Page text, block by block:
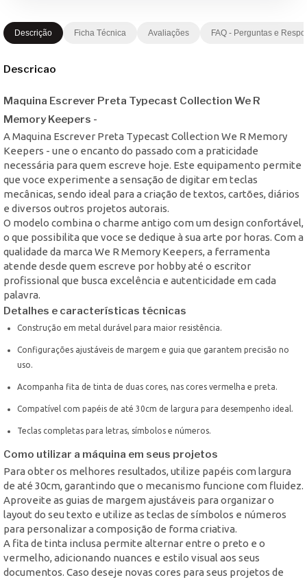
Descrição Ficha Técnica Avaliações FAQ - Perguntas e
Descricao
Maquina Escrever Preta Typecast Collection We R
Memory Keepers -
A Maquina Escrever Preta Typecast Collection We R Memory
Keepers - une o encanto do passado com a praticidade
necessária para quem escreve hoje. Este equipamento permite
que voce experimente a sensação de digitar em teclas
mecânicas, sendo ideal para a criação de textos, cartões, diários
e diversos outros projetos autorais.
O modelo combina o charme antigo com um design confortável,
o que possibilita que voce se dedique à sua arte por horas. Com a
qualidade da marca We R Memory Keepers, a ferramenta
atende desde quem escreve por hobby até o escritor
profissional que busca excelência e autenticidade em cada
palavra.
Detalhes e características técnicas
Construção em metal durável para maior resistência.
Configurações ajustáveis de margem e guia que garantem precisão no
uso.
Acompanha fita de tinta de duas cores, nas cores vermelha e preta.
Compatível com papéis de até 30cm de largura para desempenho ideal.
Teclas completas para letras, símbolos e números.
Como utilizar a máquina em seus projetos
Para obter os melhores resultados, utilize papéis com largura
de até 30cm, garantindo que o mecanismo funcione com fluidez.
Aproveite as guias de margem ajustáveis para organizar o
layout do seu texto e utilize as teclas de símbolos e números
para personalizar a composição de forma criativa.
A fita de tinta inclusa permite alternar entre o preto e o
vermelho, adicionando nuances e estilo visual aos seus
documentos. Caso deseje novas cores para seus projetos de